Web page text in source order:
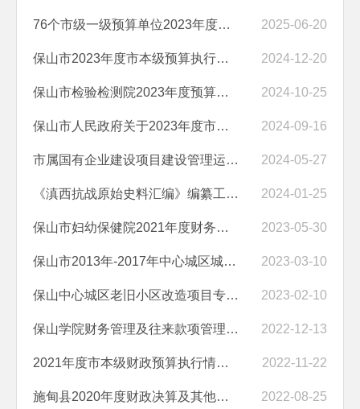
76个市级一级预算单位2023年度应收应付款项及结余结转资金情况专项审计... 2025-06-20
保山市2023年度市本级预算执行和其他财政收支审计查出问题整改情况的报... 2024-12-20
保山市检验检测院2023年度预算执行情况和决算及其他财政收支情况审计项... 2024-10-25
保山市人民政府关于2023年度市本级预算执行和其他财政收支情况的审计工... 2024-09-16
市属国有企业建设项目建设管理运营等情况专项审计调查结果 2024-05-27
《滇西抗战原始史料汇编》编纂工作项目经费管理使用情况审计结果 2024-01-25
保山市妇幼保健院2021年度财务收支情况审计结果 2023-05-30
保山市2013年-2017年中心城区城市棚户区改造项目竣工决算审计结果 2023-03-10
保山中心城区老旧小区改造项目专项审计调查结果 2023-02-10
保山学院财务管理及往来款项管理情况专项审计调查情况审计结果 2022-12-13
2021年度市本级财政预算执行情况及其他财政收支情况审计结果 2022-11-22
施甸县2020年度财政决算及其他财政收支情况审计结果 2022-08-25